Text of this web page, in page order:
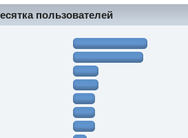
пользователей